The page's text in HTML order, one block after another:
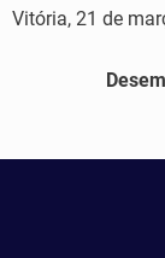
Vitória, 21 de